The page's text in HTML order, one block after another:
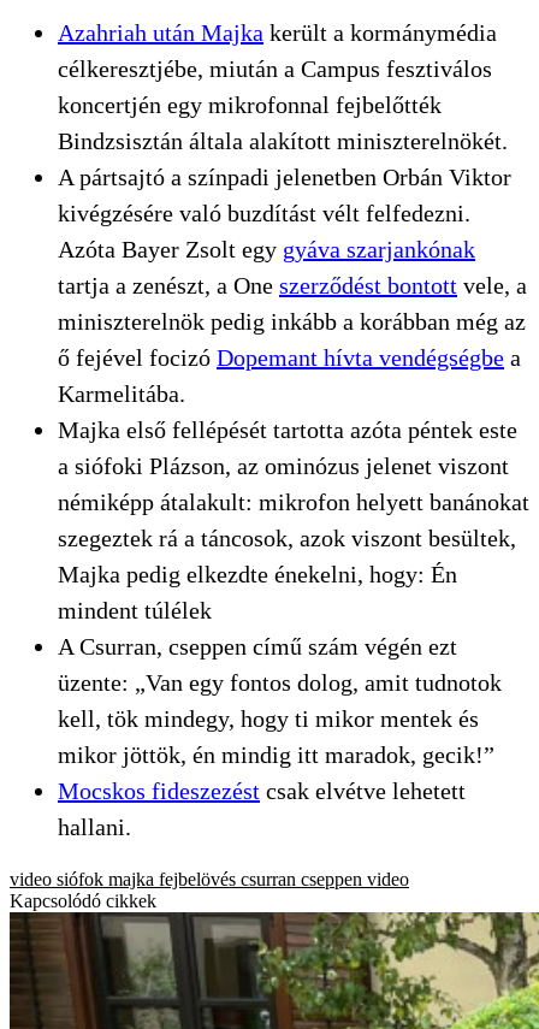
Azahriah után Majka került a kormánymédia
célkeresztjébe, miután a Campus fesztiválos
koncertjén egy mikrofonnal fejbelőtték
Bindzsisztán általa alakított miniszterelnökét.
A pártsajtó a színpadi jelenetben Orbán Viktor
kivégzésére való buzdítást vélt felfedezni.
Azóta Bayer Zsolt egy gyáva szarjankónak
tartja a zenészt, a One szerződést bontott vele, a
miniszterelnök pedig inkább a korábban még az
ő fejével focizó Dopemant hívta vendégségbe a
Karmelitába.
Majka első fellépését tartotta azóta péntek este
a siófoki Plázson, az ominózus jelenet viszont
némiképp átalakult: mikrofon helyett banánokat
szegeztek rá a táncosok, azok viszont besültek,
Majka pedig elkezdte énekelni, hogy: Én
mindent túlélek
A Csurran, cseppen című szám végén ezt
üzente: „Van egy fontos dolog, amit tudnotok
kell, tök mindegy, hogy ti mikor mentek és
mikor jöttök, én mindig itt maradok, gecik!”
Mocskos fideszezést csak elvétve lehetett
hallani.
video siófok majka fejbelövés csurran cseppen video
Kapcsolódó cikkek